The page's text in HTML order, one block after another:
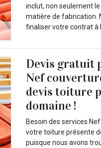
inclut, non seulement
matière de fabrication.
finaliser votre contrat à
Devis gratuit
Nef
devis toiture
domaine !
Besoin des services
votre toiture présente
puisque nous avons